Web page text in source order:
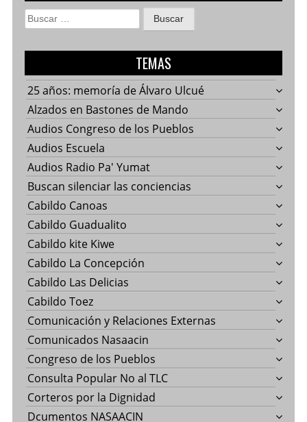
Buscar:
TEMAS
25 años: memoría de Álvaro Ulcué
Alzados en Bastones de Mando
Audios Congreso de los Pueblos
Audios Escuela
Audios Radio Pa' Yumat
Buscan silenciar las conciencias
Cabildo Canoas
Cabildo Guadualito
Cabildo kite Kiwe
Cabildo La Concepción
Cabildo Las Delicias
Cabildo Toez
Comunicación y Relaciones Externas
Comunicados Nasaacin
Congreso de los Pueblos
Consulta Popular No al TLC
Corteros por la Dignidad
Dcumentos NASAACIN